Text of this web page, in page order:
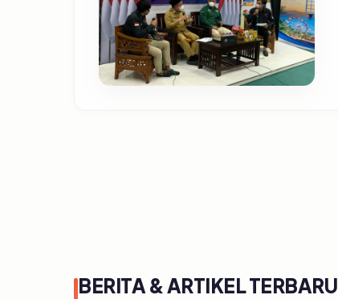
BERITA & ARTIKEL TERBARU